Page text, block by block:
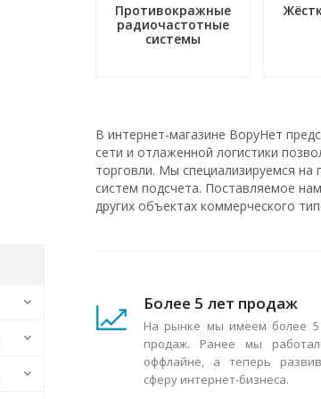
Противокражные
радиочастотные
системы
В интернет-магазине ВоруНет
сети и отлаженной логистики
торговли. Мы специализируемся
систем подсчета. Поставляемое
других объектах коммерческого
Более 5 лет продаж
На рынке мы имеем более 5
продаж. Ранее мы
оффлайне, а теперь
сферу интернет-бизнеса.